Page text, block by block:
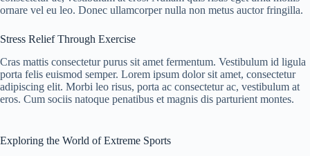
ornare vel eu leo. Donec ullamcorper nulla non metus auctor fringilla.
Stress Relief Through Exercise
Cras mattis consectetur purus sit amet fermentum. Vestibulum id ligula
porta felis euismod semper. Lorem ipsum dolor sit amet, consectetur
adipiscing elit. Morbi leo risus, porta ac consectetur ac, vestibulum at
eros. Cum sociis natoque penatibus et magnis dis parturient montes.
Exploring the World of Extreme Sports